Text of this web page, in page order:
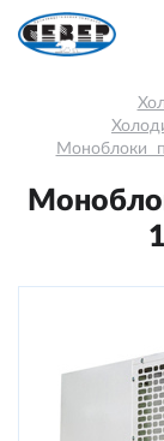
Моноблоки